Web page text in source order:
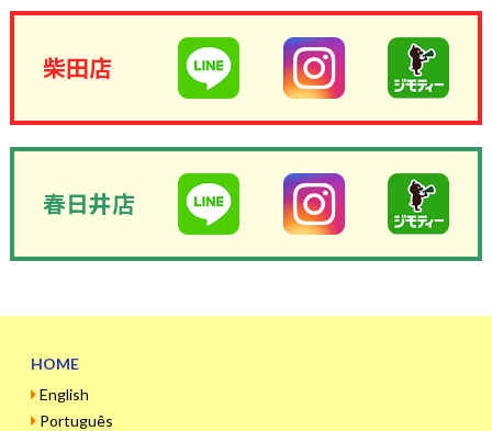
柴田店
春日井店
HOME
English
Português